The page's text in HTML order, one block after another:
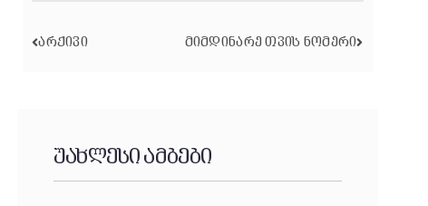
ᲐᲠᲥᲘᲕᲘ ᲛᲘᲛᲓᲘᲜᲐᲠᲔ ᲗᲕᲘᲡ ᲜᲝᲛᲔᲠᲘ
უახლესი ამბები